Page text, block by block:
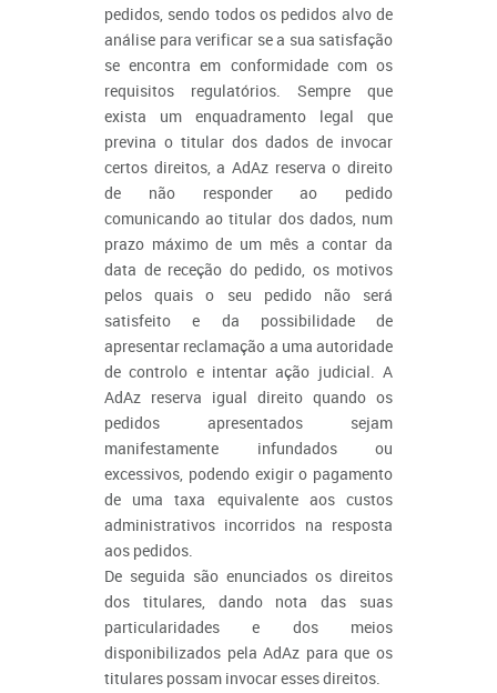
pedidos, sendo todos os pedidos alvo de
análise para verificar se a sua satisfação
se encontra em conformidade com os
requisitos regulatórios. Sempre que
exista um enquadramento legal que
previna o titular dos dados de invocar
certos direitos, a AdAz reserva o direito
de não responder ao pedido
comunicando ao titular dos dados, num
prazo máximo de um mês a contar da
data de receção do pedido, os motivos
pelos quais o seu pedido não será
satisfeito e da possibilidade de
apresentar reclamação a uma autoridade
de controlo e intentar ação judicial. A
AdAz reserva igual direito quando os
pedidos apresentados sejam
manifestamente infundados ou
excessivos, podendo exigir o pagamento
de uma taxa equivalente aos custos
administrativos incorridos na resposta
aos pedidos.
De seguida são enunciados os direitos
dos titulares, dando nota das suas
particularidades e dos meios
disponibilizados pela AdAz para que os
titulares possam invocar esses direitos.